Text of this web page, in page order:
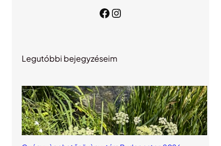
Facebook Instagram
Legutóbbi bejegyzéseim